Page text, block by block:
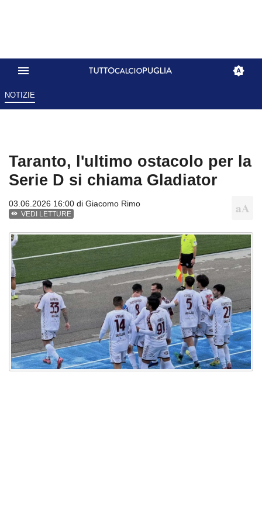
NOTIZIE
Taranto, l'ultimo ostacolo per la
Serie D si chiama Gladiator
03.06.2026 16:00 di Giacomo Rimo
VEDI LETTURE